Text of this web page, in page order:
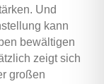
Und
kann
bewältigen
zeigt sich
großen